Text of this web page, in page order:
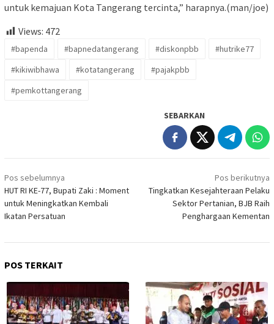
untuk kemajuan Kota Tangerang tercinta,” harapnya.(man/joe)
Views: 472
#bapenda #bapnedatangerang #diskonpbb
#hutrike77
#kikiwibhawa
#kotatangerang
#pajakpbb
#pemkottangerang
SEBARKAN
Navigasi
pos
Pos sebelumnya
HUT RI KE-77, Bupati Zaki : Moment
untuk Meningkatkan Kembali
Ikatan Persatuan
Pos berikutnya
Tingkatkan Kesejahteraan Pelaku
Sektor Pertanian, BJB Raih
Penghargaan Kementan
POS TERKAIT